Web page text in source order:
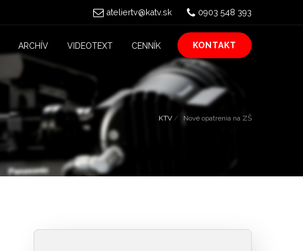
ateliertv@katv.sk 0903 548 393
ARCHÍV VIDEOTEXT CENNÍK KONTAKT
KTV Nové opatrenia na ZŠ